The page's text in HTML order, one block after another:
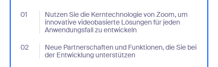
01
Nutzen Sie die Kerntechnologie von Zoom, um
innovative videobasierte Lösungen für jeden
Anwendungsfall zu entwickeln
- Jumplink to Nutzen Sie die Kerntechnologie von Zoom, um
02
Neue Partnerschaften und Funktionen, die Sie bei
der Entwicklung unterstützen
- Jumplink to Neue Partnerschaften und Funktionen, die Sie